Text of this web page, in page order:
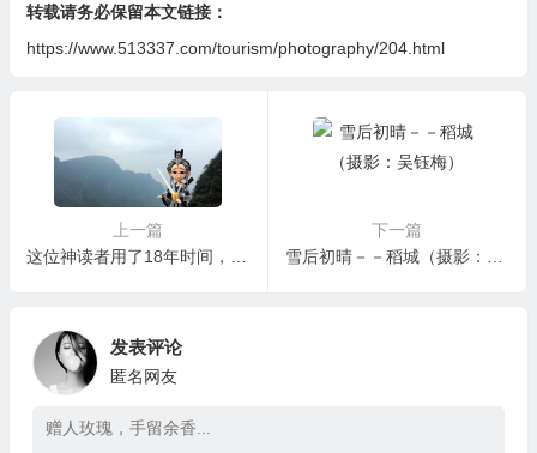
转载请务必保留本文链接：
https://www.513337.com/tourism/photography/204.html
上一篇
下一篇
发表评论
匿名网友